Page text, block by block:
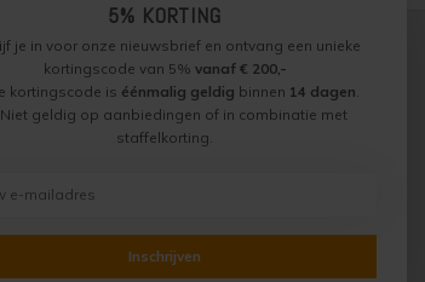
over te nemen, te vermenigvuldigen of
overeenkomsten gelden onzegarantie,
beste weten verstrekt, toepassing is altijd op
5% KORTING
je in voor onze nieuwsbrief en ontvang een unieke
kortingscode van 5% vanaf € 200,-
kortingscode is éénmalig geldig binnen 14 dagen.
geldig op aanbiedingen of in combinatie met
staffelkorting.
Inschrijven